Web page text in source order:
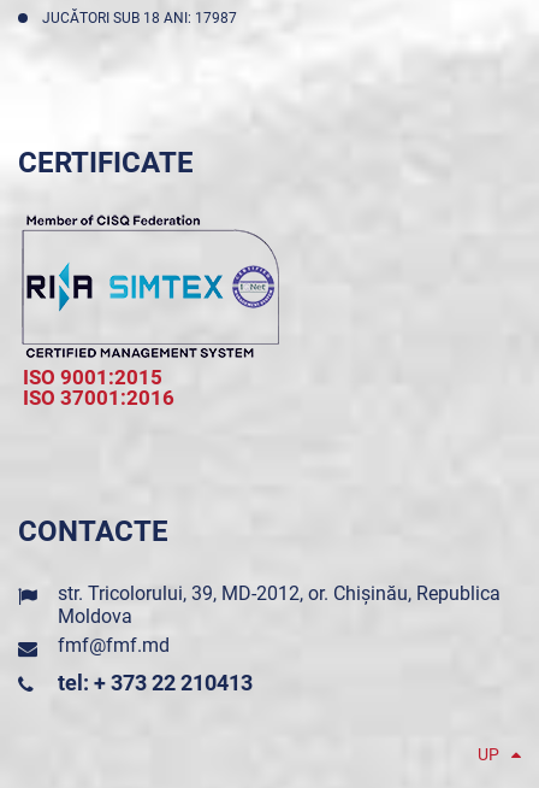
JUCĂTORI SUB 18 ANI: 17987
CERTIFICATE
ISO 9001:2015
ISO 37001:2016
CONTACTE
str. Tricolorului, 39, MD-2012, or. Chișinău, Republica
Moldova
fmf@fmf.md
tel: + 373 22 210413
UP